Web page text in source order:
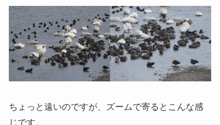
ちょっと遠いのですが、ズームで寄るとこんな感
じです。